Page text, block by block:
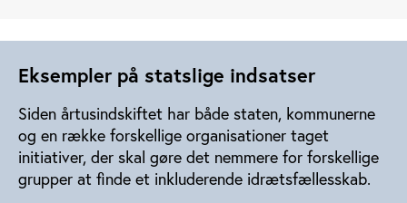
Eksempler på statslige indsatser
Siden årtusindskiftet har både staten, kommunerne
og en række forskellige organisationer taget
initiativer, der skal gøre det nemmere for forskellige
grupper at finde et inkluderende idrætsfællesskab.